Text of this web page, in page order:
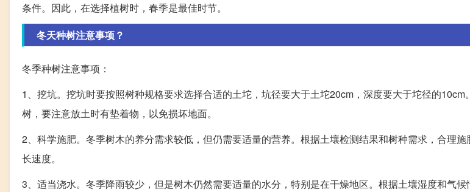
条件。因此，在选择植树时，春季是最佳时节。
冬天种树注意事项？
冬季种树注意事项：
1、挖坑。挖坑时要按照树种规格要求选择合适的土坨，坑径要大于土坨20cm，深度要大于坨径的10cm
树，要注意放土时有垫着物，以免损坏地面。
2、科学施肥。冬季树木的养分需求较低，但仍需要适量的营养。根据土壤检测结果和树种需求，合理
长速度。
3、适当浇水。冬季降雨较少，但是树木仍然需要适量的水分，特别是在干燥地区。根据土壤湿度和气